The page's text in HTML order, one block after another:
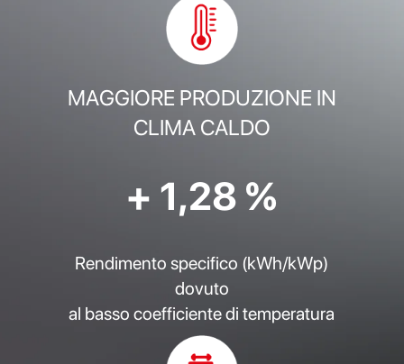
MAGGIORE PRODUZIONE IN
CLIMA CALDO
+ 1,28 %
Rendimento specifico (kWh/kWp)
dovuto
al basso coefficiente di temperatura